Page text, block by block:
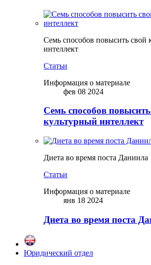
Семь способов повысить свой
интеллект
Статьи
Информация о материале
фев 08 2024
Семь способов
культурный интеллект
Диета во время поста Даниила
Статьи
Информация о материале
янв 18 2024
Диета во время поста
Юридический отдел